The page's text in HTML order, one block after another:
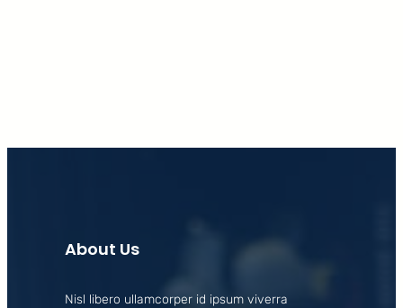
About Us
Nisl libero ullamcorper id ipsum viverra